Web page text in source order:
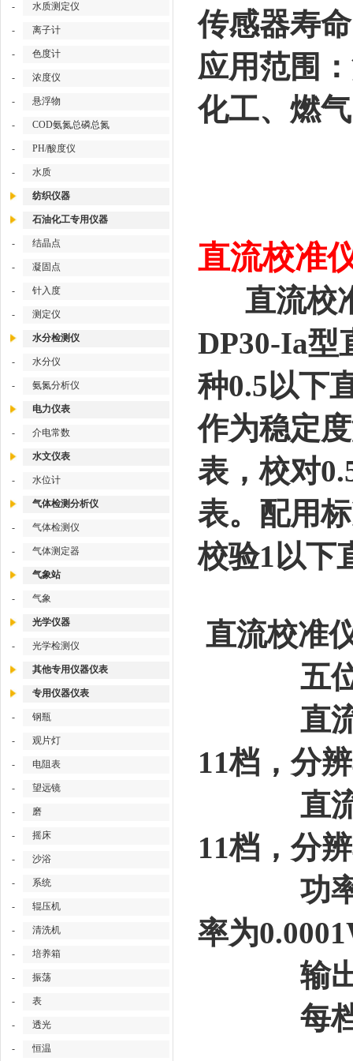
- 水质测定仪
- 离子计
- 色度计
- 浓度仪
- 悬浮物
- COD氨氮总磷总氮
- PH/酸度仪
- 水质
纺织仪器
石油化工专用仪器
- 结晶点
- 凝固点
- 针入度
- 测定仪
水分检测仪
- 水分仪
- 氨氮分析仪
电力仪表
- 介电常数
水文仪表
- 水位计
气体检测分析仪
- 气体检测仪
- 气体测定器
气象站
- 气象
光学仪器
- 光学检测仪
其他专用仪器仪表
专用仪器仪表
- 钢瓶
- 观片灯
- 电阻表
- 望远镜
- 磨
- 摇床
- 沙浴
- 系统
- 辊压机
- 清洗机
- 培养箱
- 振荡
- 表
- 透光
- 恒温
传感器寿
应用范围
化工、燃气
直流校准
直流校
DP30-Ia型
种0.5以下
作为稳定
表，校对
表。配用
校验1以下
直流校准
五位半
直流电
11档，分
直流电
11档，分
功率测
率为
输出载
每档电